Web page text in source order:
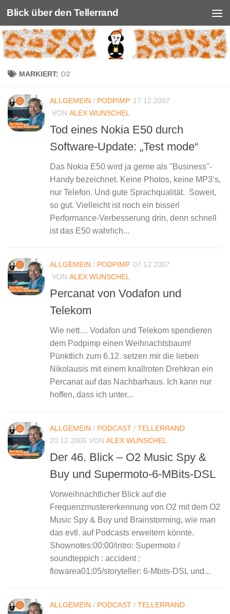
Unter dem Inhalt
Blick über den Tellerrand
MARKIERT: O2
ALLGEMEIN / PODPIMP 17.12.2007
VON ALEX WUNSCHEL
Tod eines Nokia E50 durch
Software-Update: „Test mode“
Das Nokia E50 wird ja gerne als "Business"-
Handy bezeichnet. Keine Photos, keine MP3’s,
nur Telefon. Und gute Sprachqualität. Soweit,
so gut. Vielleicht ist noch ein bisserl
Performance-Verbesserung drin, denn schnell
ist das E50 wahrlich...
ALLGEMEIN / PODPIMP 07.12.2007
VON ALEX WUNSCHEL
Percanat von Vodafon und
Telekom
Wie nett… Vodafon und Telekom spendieren
dem Podpimp einen Weihnachtsbaum!
Pünktlich zum 6.12. setzen mir die lieben
Nikolausis mit einem knallroten Drehkran ein
Percanat auf das Nachbarhaus. Ich kann nur
hoffen, dass ich unter...
ALLGEMEIN / PODCAST / TELLERRAND
20.12.2005 VON ALEX WUNSCHEL
Der 46. Blick – O2 Music Spy &
Buy und Supermoto-6-MBits-DSL
Vorweihnachtlicher Blick auf die
Frequenzmustererkennung von O2 mit dem O2
Music Spy & Buy und Brainstorming, wie man
das evtl. auf Podcasts erweitern könnte.
Shownotes:00:00/intro: Supermoto /
soundteppich : accident :
flowarea01:05/storyteller: 6-Mbits-DSL und...
ALLGEMEIN / PODCAST / TELLERRAND